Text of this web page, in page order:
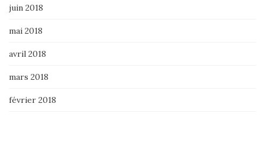
juin 2018
mai 2018
avril 2018
mars 2018
février 2018